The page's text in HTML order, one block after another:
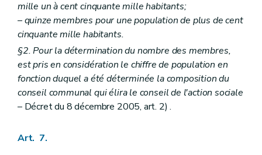
Art. 72 à 74
Chapitre VI De l'administration du (centre public d'action sociale)
Section première De la gestion des biens
Art. 75
Art. 76
Art. 77
Art. 78
Art. 79
Art. 80
Art. 81
mille un à cent cinquante mille habitants;
– quinze membres pour une population de plus de cent
cinquante mille habitants.
§2. Pour la détermination du nombre des membres,
est pris en considération le chiffre de population en
fonction duquel a été déterminée la composition du
conseil communal qui élira le conseil de l'action sociale
– Décret du 8 décembre 2005, art. 2) .
Art. 7.